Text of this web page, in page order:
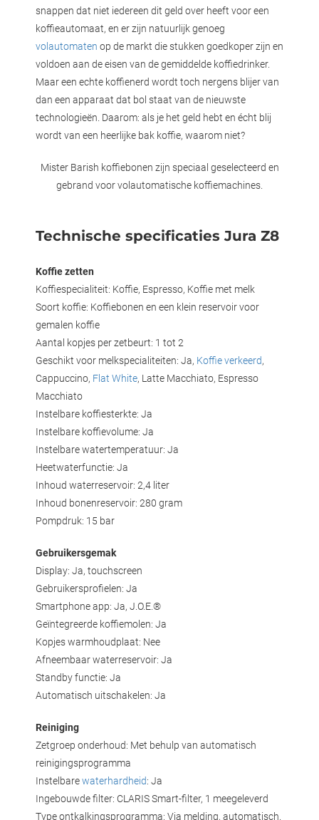
snappen dat niet iedereen dit geld over heeft voor een
koffieautomaat, en er zijn natuurlijk genoeg
volautomaten op de markt die stukken goedkoper zijn en
voldoen aan de eisen van de gemiddelde koffiedrinker.
Maar een echte koffienerd wordt toch nergens blijer van
dan een apparaat dat bol staat van de nieuwste
technologieën. Daarom: als je het geld hebt en écht blij
wordt van een heerlijke bak koffie, waarom niet?
Mister Barish koffiebonen zijn speciaal geselecteerd en
gebrand voor volautomatische koffiemachines.
Technische specificaties Jura Z8
Koffie zetten
Koffiespecialiteit: Koffie, Espresso, Koffie met melk
Soort koffie: Koffiebonen en een klein reservoir voor
gemalen koffie
Aantal kopjes per zetbeurt: 1 tot 2
Geschikt voor melkspecialiteiten: Ja, Koffie verkeerd,
Cappuccino, Flat White, Latte Macchiato, Espresso
Macchiato
Instelbare koffiesterkte: Ja
Instelbare koffievolume: Ja
Instelbare watertemperatuur: Ja
Heetwaterfunctie: Ja
Inhoud waterreservoir: 2,4 liter
Inhoud bonenreservoir: 280 gram
Pompdruk: 15 bar
Gebruikersgemak
Display: Ja, touchscreen
Gebruikersprofielen: Ja
Smartphone app: Ja, J.O.E.®
Geïntegreerde koffiemolen: Ja
Kopjes warmhoudplaat: Nee
Afneembaar waterreservoir: Ja
Standby functie: Ja
Automatisch uitschakelen: Ja
Reiniging
Zetgroep onderhoud: Met behulp van automatisch
reinigingsprogramma
Instelbarewaterhardheid: Ja
Ingebouwde filter: CLARIS Smart-filter, 1 meegeleverd
Type ontkalkingsprogramma: Via melding, automatisch.